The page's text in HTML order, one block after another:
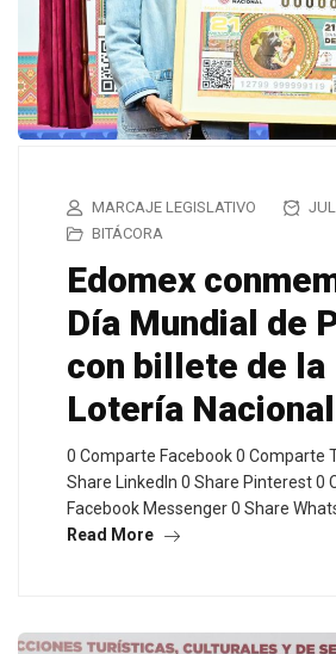
MARCAJE LEGISLATIVO
BITÁCORA
Edomex
Día Mundial de
con billete de la
Lotería Nacional
0 Comparte Facebook 0 Comparte
Share LinkedIn 0 Share Pinterest 0
Facebook Messenger 0 Share
Read More